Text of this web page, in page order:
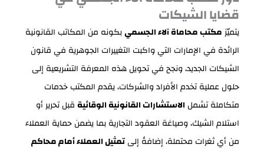
قضايا الشيكات
يتميّزمكتب محاماة آلاء الجسميبكونه من المكاتب القانونية
الرائدة في الإمارات التي واكبت التغييرات الجوهرية في قانون
الشيكات الجديد، ونجح في تحويل هذه المعرفة التشريعية إلى
حلول عملية تخدم الأفراد والشركات، يقدم المكتب خدمات
متكاملة تشمل الاستشارات القانونية الوقائية قبل تحرير أو
استلام الشيك، وصياغة العقود التجارية بما يضمن حماية العملاء
من أي ثغرات محتملة، إضافةً إلىتمثيل العملاء أمام محاكم